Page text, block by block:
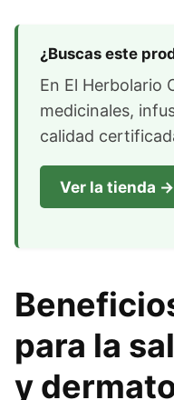
¿Buscas este
En El Herbolario
medicinales,
calidad
Ver la tienda →
para la
y